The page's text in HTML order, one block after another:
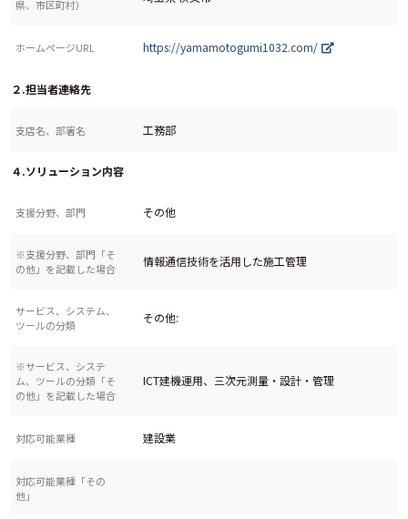
県、市区町村）
ホームページURL https://yamamotogumi1032.com/
２.担当者連絡先
支店名、部署名 工務部
４.ソリューション内容
支援分野、部門 その他
※支援分野、部門「そ
の他」を記載した場合
情報通信技術を活用した施工管理
サービス、システム、
ツールの分類
その他:
※サービス、システ
ム、ツールの分類「そ
の他」を記載した場合
ICT建機運用、三次元測量・設計・管理
対応可能業種 建設業
対応可能業種「その
他」